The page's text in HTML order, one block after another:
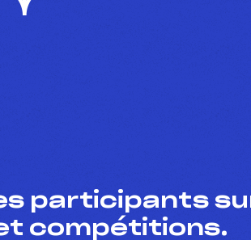
participants
compétitions.